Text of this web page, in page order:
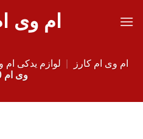
ام وی
ام وی ام کارز لوازم یدکی ام
وی ام 530